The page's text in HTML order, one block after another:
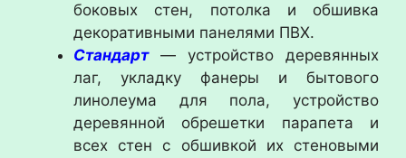
боковых стен, потолка и обшивка
декоративными панелями ПВХ.
Стандарт— устройство деревянных
лаг, укладку фанеры и бытового
линолеума для пола, устройство
деревянной обрешетки парапета и
всех стен с обшивкой их стеновыми